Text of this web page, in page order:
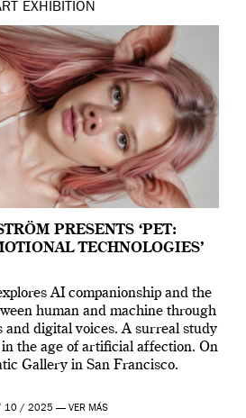
EXHIBITION
PRESENTS ‘PET:
TECHNOLOGIES’
AI companionship and the
human and machine through
and digital voices. A surreal study
the age of artificial affection. On
Gallery in San Francisco.
10 / 2025 — VER MÁS